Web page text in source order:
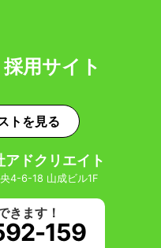
採用サイト
トを見る
アドクリエイト
4-6-18 山成ビル1F
きます！
159